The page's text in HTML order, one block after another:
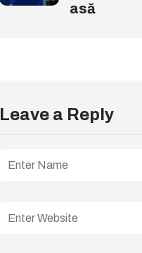
asă
Leave a Reply